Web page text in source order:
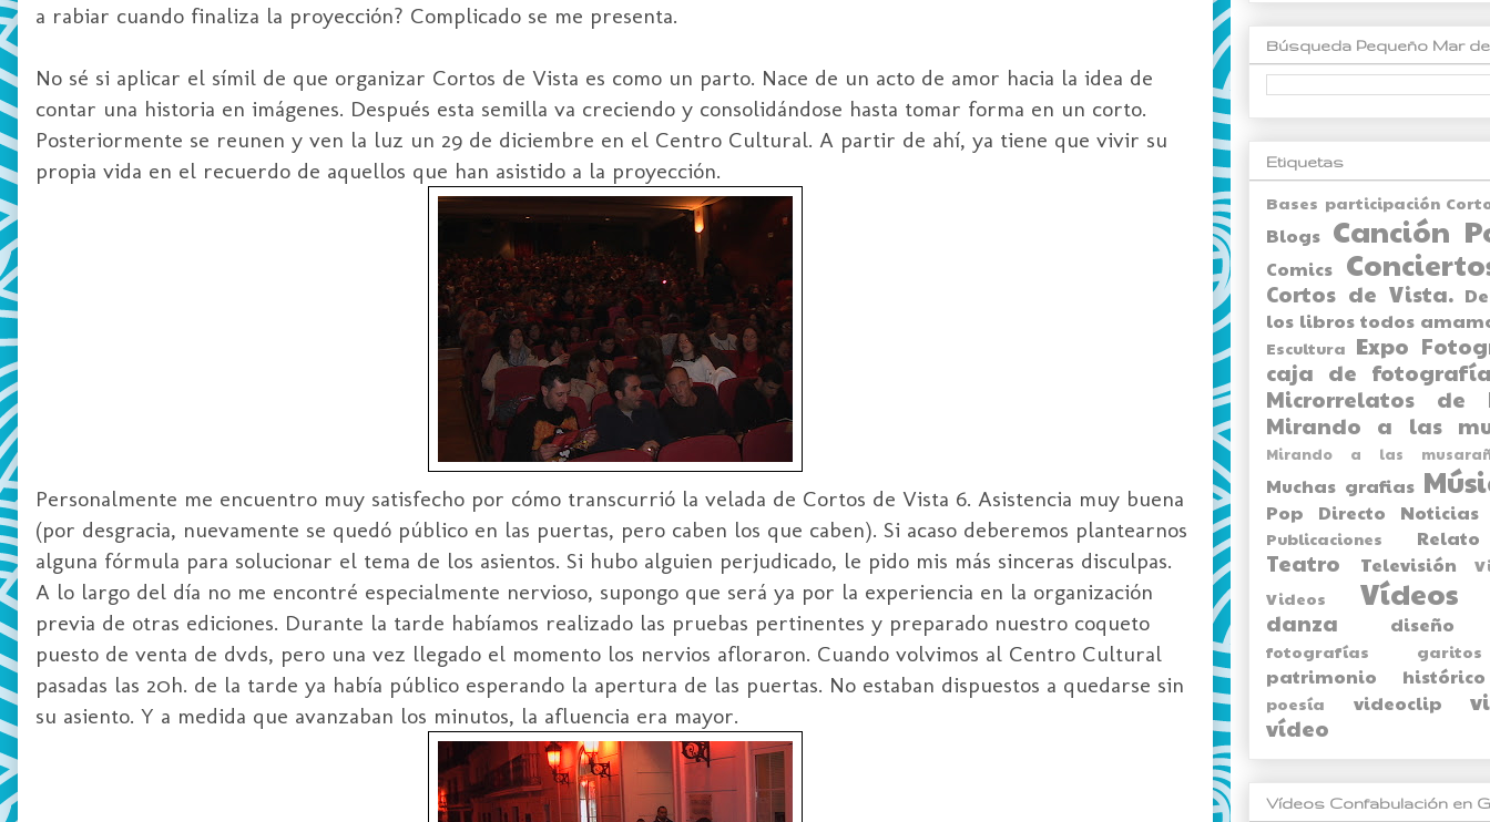
a rabiar cuando finaliza la proyección? Complicado se me presenta.
No sé si aplicar el símil de que organizar Cortos de Vista es como un parto. Nace de un acto de amor hacia la idea de
contar una historia en imágenes. Después esta semilla va creciendo y consolidándose hasta tomar forma en un corto.
Posteriormente se reunen y ven la luz un 29 de diciembre en el Centro Cultural. A partir de ahí, ya tiene que vivir su
propia vida en el recuerdo de aquellos que han asistido a la proyección.
Personalmente me encuentro muy satisfecho por cómo transcurrió la velada de Cortos de Vista 6. Asistencia muy buena
(por desgracia, nuevamente se quedó público en las puertas, pero caben los que caben). Si acaso deberemos plantearnos
alguna fórmula para solucionar el tema de los asientos. Si hubo alguien perjudicado, le pido mis más sinceras disculpas.
A lo largo del día no me encontré especialmente nervioso, supongo que será ya por la experiencia en la organización
previa de otras ediciones. Durante la tarde habíamos realizado las pruebas pertinentes y preparado nuestro coqueto
puesto de venta de dvds, pero una vez llegado el momento los nervios afloraron. Cuando volvimos al Centro Cultural
pasadas las 20h. de la tarde ya había público esperando la apertura de las puertas. No estaban dispuestos a quedarse sin
su asiento. Y a medida que avanzaban los minutos, la afluencia era mayor.
Búsqueda Pequeño Mar
Etiquetas
Bases participación
Blogs Canción
Comics
Cortos de Vista.
los libros todos
Escultura Expo
caja de
Microrrelatos de
Mirando a las
Mirando a las
Muchas grafias
Pop Directo Noticias
Publicaciones Relato
Teatro Televisión
Videos
Vídeos
danza diseño
fotografías garitos
patrimonio histórico
poesía videoclip
vídeo
Vídeos Confabulación en